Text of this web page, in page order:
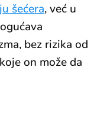
šećera, već u
bez rizika od
on može da